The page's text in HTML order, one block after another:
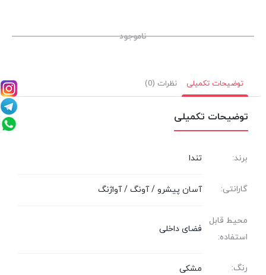
ناموجود
توضیحات تکمیلی نظرات (0)
توضیحات تکمیلی
برند: تندا
گارانتی: آسان پیشرو / آونگ / آواژنگ
محیط قابل
استفاده:
فضای داخلی
رنگ: مشکی